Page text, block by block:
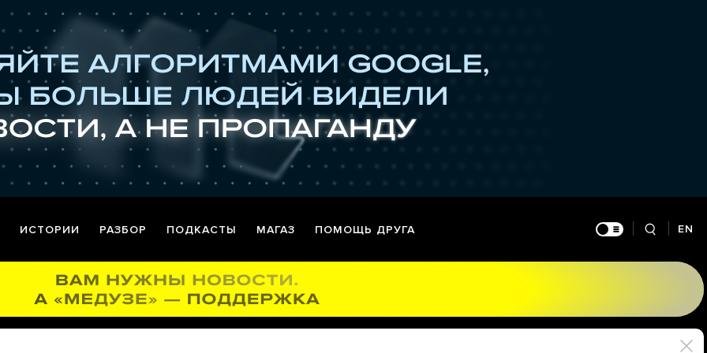
ИСТОРИИ РАЗБОР ПОДКАСТЫ МАГАЗ ПОМОЩЬ ДРУГА EN